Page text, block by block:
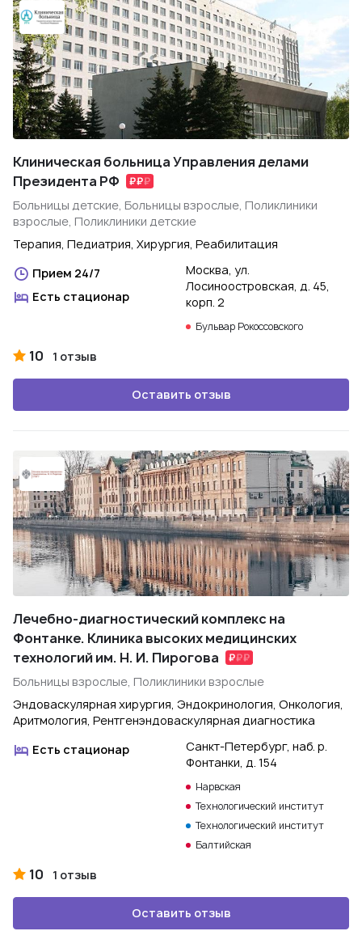
Клиническая больница Управления делами
Президента РФ
Больницы детские, Больницы взрослые, Поликлиники
взрослые, Поликлиники детские
Терапия, Педиатрия, Хирургия, Реабилитация
Прием 24/7
Есть стационар
Москва, ул.
Лосиноостровская, д. 45,
корп. 2
Бульвар Рокоссовского
10 1 отзыв
Оставить отзыв
Лечебно-диагностический комплекс на
Фонтанке. Клиника высоких медицинских
технологий им. Н. И. Пирогова
Больницы взрослые, Поликлиники взрослые
Эндоваскулярная хирургия, Эндокринология, Онкология,
Аритмология, Рентгенэндоваскулярная диагностика
Есть стационар
Санкт-Петербург, наб. р.
Фонтанки, д. 154
Нарвская
Технологический институт
Технологический институт
Балтийская
10 1 отзыв
Оставить отзыв